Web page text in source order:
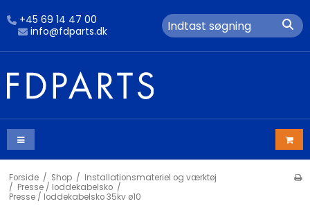
+45 69 14 47 00
info@fdparts.dk
Forside / Shop / Installationsmateriel og værktøj
/ Presse / loddekabelsko /
Presse / loddekabelsko 35kv ø10